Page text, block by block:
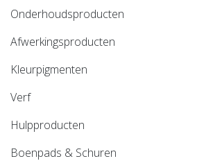
Onderhoudsproducten
Afwerkingsproducten
Kleurpigmenten
Verf
Hulpproducten
Boenpads & Schuren